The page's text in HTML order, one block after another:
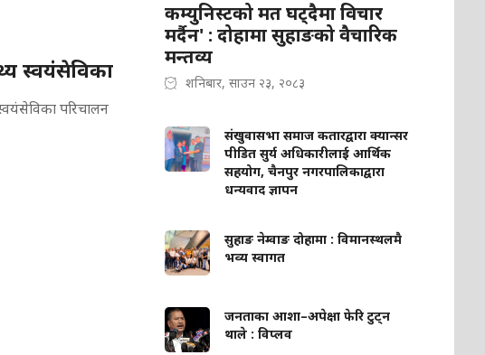
स्वयंसेविका
परिचालन
कम्युनिस्टको मत घट्दैमा विचार
मर्दैन' : दोहामा सुहाङको वैचारिक
मन्तव्य
शनिबार, साउन २३, २०८३
संखुवासभा समाज कतारद्वारा क्यान्सर
पीडित सुर्य अधिकारीलाई आर्थिक
सहयोग, चैनपुर नगरपालिकाद्वारा
धन्यवाद ज्ञापन
सुहाङ नेम्वाङ दोहामा : विमानस्थलमै
भव्य स्वागत
जनताका आशा–अपेक्षा फेरि टुट्न
थाले : विप्लव